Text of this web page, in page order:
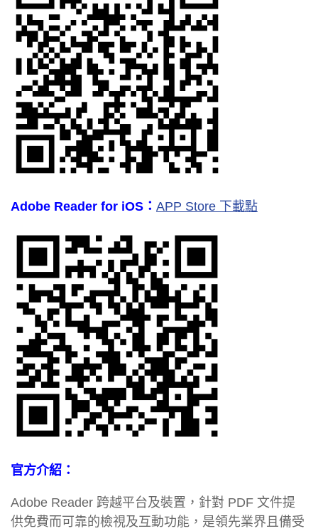
Adobe Reader for iOS： APP Store 下載點
官方介紹：
Adobe Reader 跨越平台及裝置，針對 PDF 文件提
供免費而可靠的檢視及互動功能，是領先業界且備受